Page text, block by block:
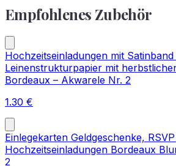
Empfohlenes Zubehör
Hochzeitseinladungen mit
Leinenstrukturpapier mit
Bordeaux – Akwarele Nr. 2
1.30 €
Einlegekarten Geldgeschenke,
Hochzeitseinladungen Bordeaux
2